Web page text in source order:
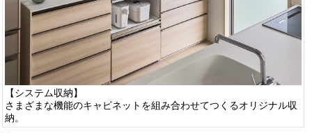
【システム収納】
さまざまな機能のキャビネットを組み合わせてつくるオリジナル収
納。